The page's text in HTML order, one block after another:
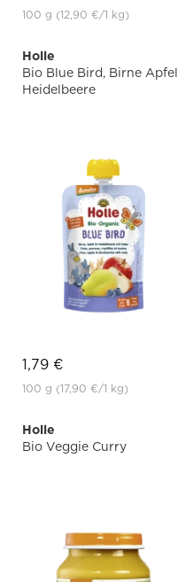
100 g (12,90 €/1 kg)
Holle
Bio Blue Bird, Birne Apfel
Heidelbeere
1,79 €
100 g (17,90 €/1 kg)
Holle
Bio Veggie Curry